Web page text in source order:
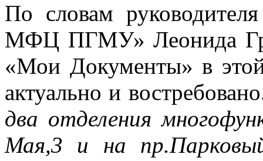
По словам
МФЦ ПГМУ» Леонида
«Мои Документы» в
актуально и
два отделения
Мая,3 и на